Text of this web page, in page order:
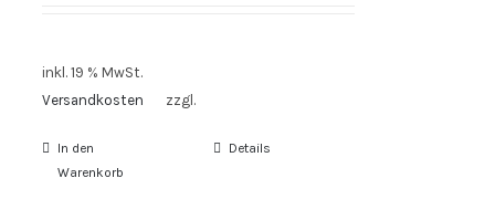
inkl. 19 % MwSt.
zzgl.
Versandkosten
In den
Warenkorb
Details